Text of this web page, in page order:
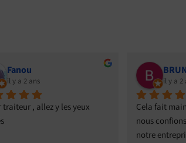
que
de
Christian Lenourry
Un grand bravo pour votre
prestation lors du mariage de
Céline et Cyril le week-end dernier.